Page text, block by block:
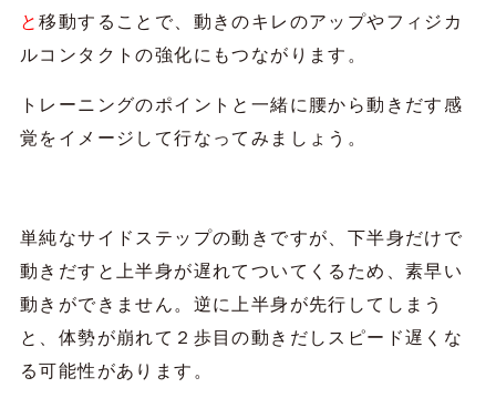
と移動することで、動きのキレのアップやフィジカ
ルコンタクトの強化にもつながります。
トレーニングのポイントと一緒に腰から動きだす感
覚をイメージして行なってみましょう。
単純なサイドステップの動きですが、下半身だけで
動きだすと上半身が遅れてついてくるため、素早い
動きができません。逆に上半身が先行してしまう
と、体勢が崩れて２歩目の動きだしスピード遅くな
る可能性があります。